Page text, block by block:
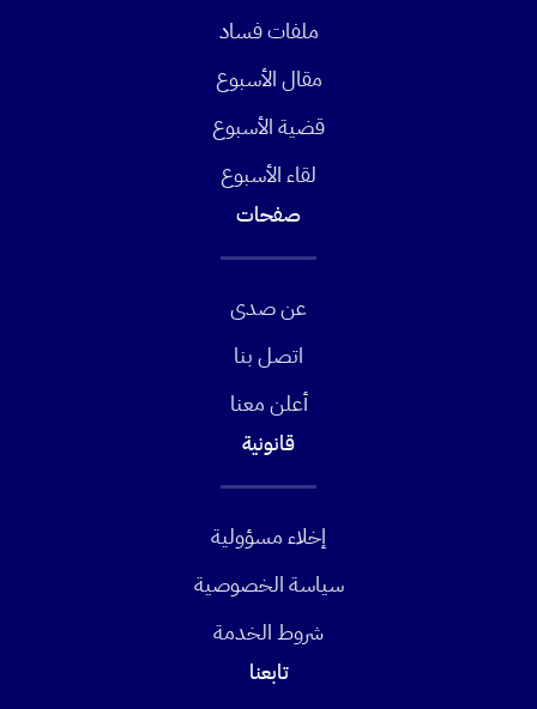
ملفات فساد
مقال الأسبوع
قضية الأسبوع
لقاء الأسبوع
صفحات
عن صدى
اتصل بنا
أعلن معنا
قانونية
إخلاء مسؤولية
سياسة الخصوصية
شروط الخدمة
تابعنا